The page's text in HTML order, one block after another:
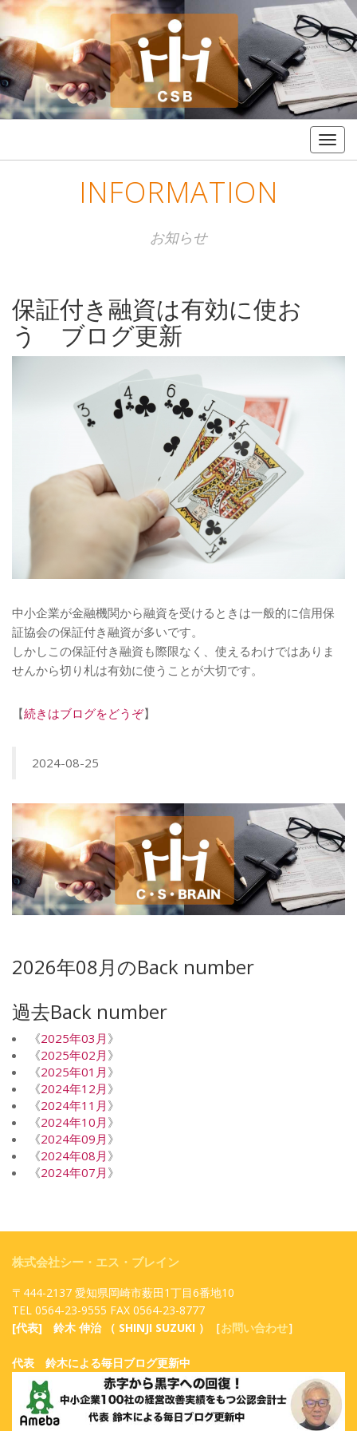
INFORMATION
お知らせ
保証付き融資は有効に使お
う ブログ更新
中小企業が金融機関から融資を受けるときは一般的に信用保
証協会の保証付き融資が多いです。
しかしこの保証付き融資も際限なく、使えるわけではありま
せんから切り札は有効に使うことが大切です。
【続きはブログをどうぞ】
2024-08-25
2026年08月のBack number
過去Back number
《2025年03月 》
《2025年02月 》
《2025年01月 》
《2024年12月 》
《2024年11月 》
《2024年10月 》
《2024年09月 》
《2024年08月 》
《2024年07月 》
株式会社シー・エス・ブレイン
〒444-2137 愛知県岡崎市薮田1丁目6番地10
TEL 0564-23-9555 FAX 0564-23-8777
[代表] 鈴木 伸治 （ SHINJI SUZUKI ）［お問い合わせ］
代表 鈴木による毎日ブログ更新中